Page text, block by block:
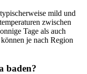
mild und
zwischen
Tage als auch
je nach Region
baden?